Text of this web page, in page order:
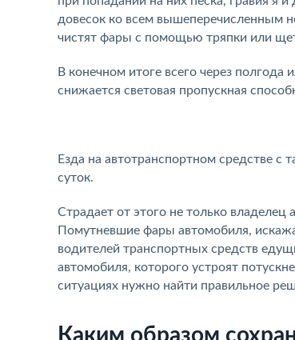
довесок ко всем вышеперечисленным
чистят фары с помощью тряпки или
В конечном итоге всего через полгода
снижается световая пропускная
Езда на автотранспортном средстве c
суток.
Страдает от этого не только
Помутневшие фары автомобиля,
водителей транспортных средств
автомобиля, которого устроят
ситуациях нужно найти правильное
Каким образом